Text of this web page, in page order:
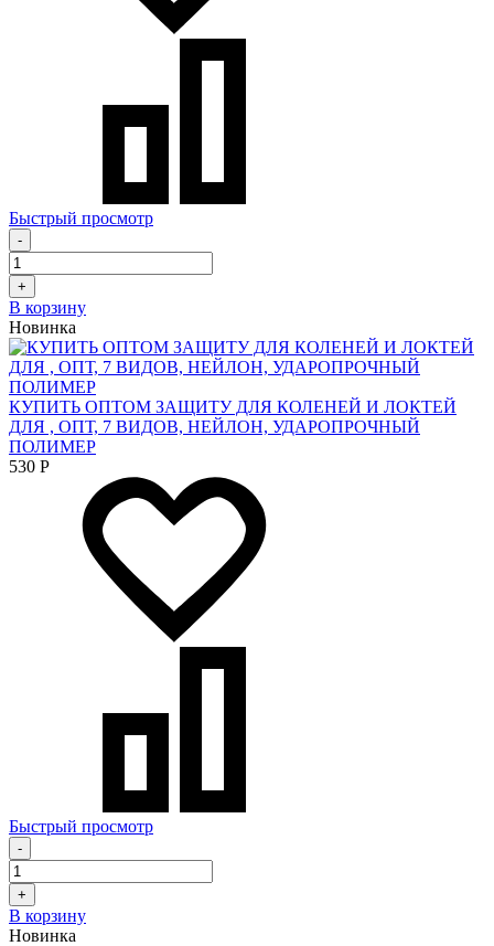
Быстрый просмотр
-
+
В корзину
Новинка
КУПИТЬ ОПТОМ ЗАЩИТУ ДЛЯ КОЛЕНЕЙ И ЛОКТЕЙ
ДЛЯ , ОПТ, 7 ВИДОВ, НЕЙЛОН, УДАРОПРОЧНЫЙ
ПОЛИМЕР
530 Р
Быстрый просмотр
-
+
В корзину
Новинка